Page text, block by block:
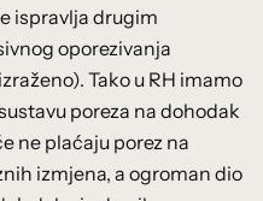
ispravlja drugim
oporezivanja
Tako u RH imamo
poreza na dohodak
ne plaćaju porez na
izmjena, a ogroman dio